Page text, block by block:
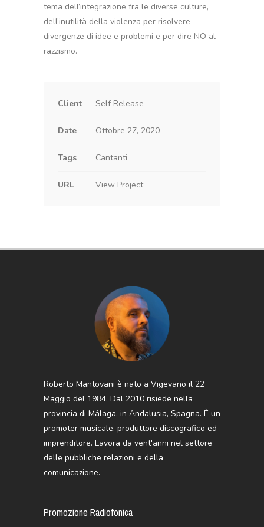
tema dell’integrazione fra le diverse culture,
dell’inutilità della violenza per risolvere
divergenze di idee e problemi e per dire NO al
razzismo.
Client Self Release
Date Ottobre 27, 2020
Tags Cantanti
URL View Project
Roberto Mantovani è nato a Vigevano il 22
Maggio del 1984. Dal 2010 risiede nella
provincia di Málaga, in Andalusia, Spagna. È un
promoter musicale, produttore discografico ed
imprenditore. Lavora da vent'anni nel settore
delle pubbliche relazioni e della
comunicazione.
Promozione Radiofonica